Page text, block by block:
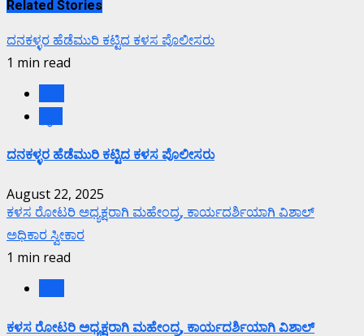
Related Stories
ದನಕಳ್ಳರ ಹೆಡೆಮುರಿ ಕಟ್ಟಿದ ಕಳಸ ಪೊಲೀಸರು
1 min read
ದನಕಳ್ಳರ ಹೆಡೆಮುರಿ ಕಟ್ಟಿದ ಕಳಸ ಪೊಲೀಸರು
August 22, 2025
ಕಳಸ ರೋಟರಿ ಅಧ್ಯಕ್ಷರಾಗಿ ಮಹೇಂದ್ರ, ಕಾರ್ಯದರ್ಶಿಯಾಗಿ ವಿಶಾಲ್
ಅಧಿಕಾರ ಸ್ವೀಕಾರ
1 min read
ಕಳಸ ರೋಟರಿ ಅಧ್ಯಕ್ಷರಾಗಿ ಮಹೇಂದ್ರ, ಕಾರ್ಯದರ್ಶಿಯಾಗಿ ವಿಶಾಲ್